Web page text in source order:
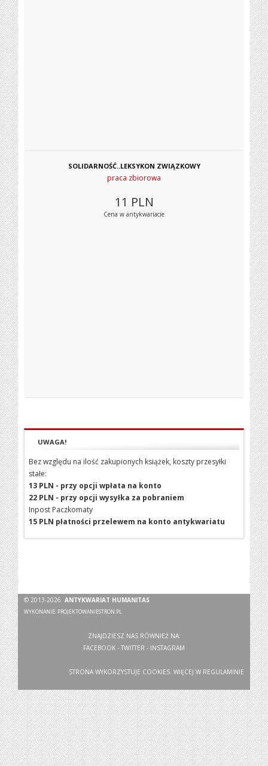
SOLIDARNOŚĆ..LEKSYKON ZWIĄZKOWY
praca zbiorowa
11 PLN
Cena w antykwariacie
UWAGA!
Bez względu na ilość zakupionych książek, koszty przesyłki
stałe:
13 PLN - przy opcji wpłata na konto
22 PLN - przy opcji wysyłka za pobraniem
Inpost Paczkomaty
15 PLN płatności przelewem na konto antykwariatu
© 2013-2026ANTYKWARIAT HUMANITAS
WYKONANIE: PROJEKTOWANIESTRON.PL
ZNAJDZIESZ NAS RÓWNIEŻ NA:
FACEBOOK - TWITTER - INSTAGRAM
STRONA WYKORZYSTUJE COOKIES. WIĘCEJ W REGULAMINIE